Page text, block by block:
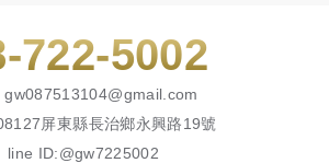
722-5002
gw087513104@gmail.com
屏東縣長治鄉永興路19號
line ID:@gw7225002